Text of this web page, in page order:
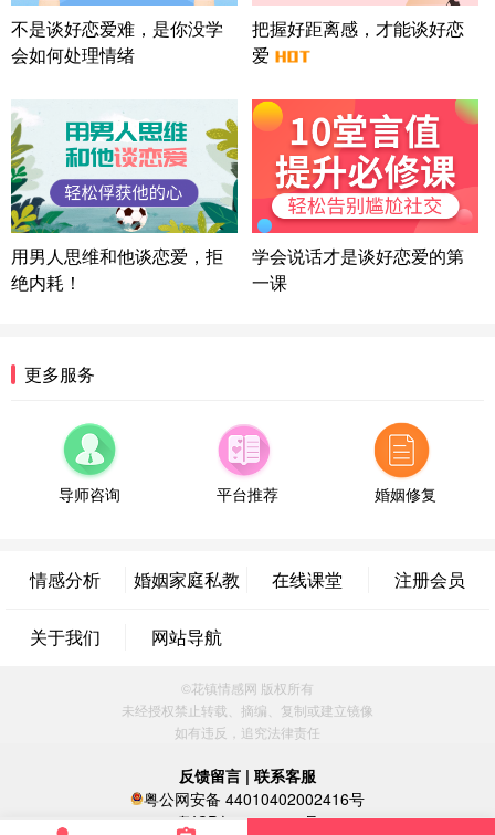
微信用户 司马锘 通过此页面咨询，已获得专属情感
方案
湖北-武汉 135****7410
陕西-西安 139****6283
3分钟前
微信用户 喜欢下雨天^ 通过此页面咨询，已获得专属
情感方案
浙江-宁波 150****8921
28分钟前
属情感方案
湖南-长沙 187****3359
山东-青岛 138****9975
7分钟前
微信用户 小任性 通过此页面咨询，已获得专属情感
上海-黄浦 135****7601
24分钟前
案
微信用户 谢思明 通过此页面咨询，已获得专属情感
方案
广东-佛山 139****6034
微信用户 静默 通过此页面咨询，已获得专属情感方
四川-重庆 157****9228
不是谈好恋爱难，是你没学
会如何处理情绪
把握好距离感，才能谈好恋
爱
用男人思维和他谈恋爱，拒
绝内耗！
学会说话才是谈好恋爱的第
一课
更多服务
导师咨询 平台推荐 婚姻修复
情感分析 婚姻家庭私教 在线课堂 注册会员
关于我们 网站导航
©花镇情感网 版权所有
未经授权禁止转载、摘编、复制或建立镜像
如有违反，追究法律责任
反馈留言 | 联系客服
粤公网安备 44010402002416号
粤ICP备16060296号